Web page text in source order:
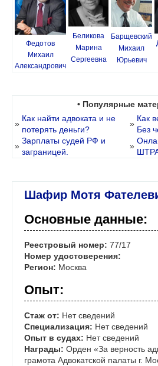
Федотов
Михаил
Александрович
Беликова
Марина
Сергеевна
Барщевский
Михаил
Юрьевич
• Популярные
»
Как найти адвоката и не
потерять деньги?
»
Как
Без
»
Зарплаты судей РФ и
заграницей.
»
Шафир Мотя
Основные данные:
Реестровый номер: 77/17
Номер удостоверения:
Регион: Москва
Опыт:
Стаж от: Нет сведений
Специализация: Нет сведений
Опыт в судах: Нет сведений
Награды: Орден «За верность
грамота Адвокатской палаты г.